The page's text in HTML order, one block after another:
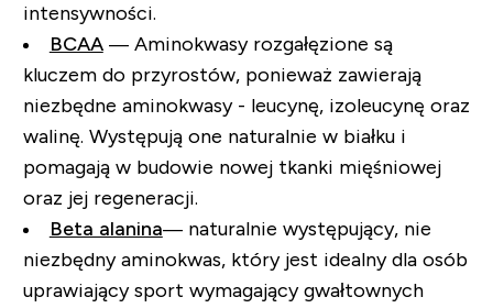
intensywności.
BCAA— Aminokwasy rozgałęzione są
kluczem do przyrostów, ponieważ zawierają
niezbędne aminokwasy - leucynę, izoleucynę oraz
walinę. Występują one naturalnie w białku i
pomagają w budowie nowej tkanki mięśniowej
oraz jej regeneracji.
Beta alanina— naturalnie występujący, nie
niezbędny aminokwas, który jest idealny dla osób
uprawiający sport wymagający gwałtownych